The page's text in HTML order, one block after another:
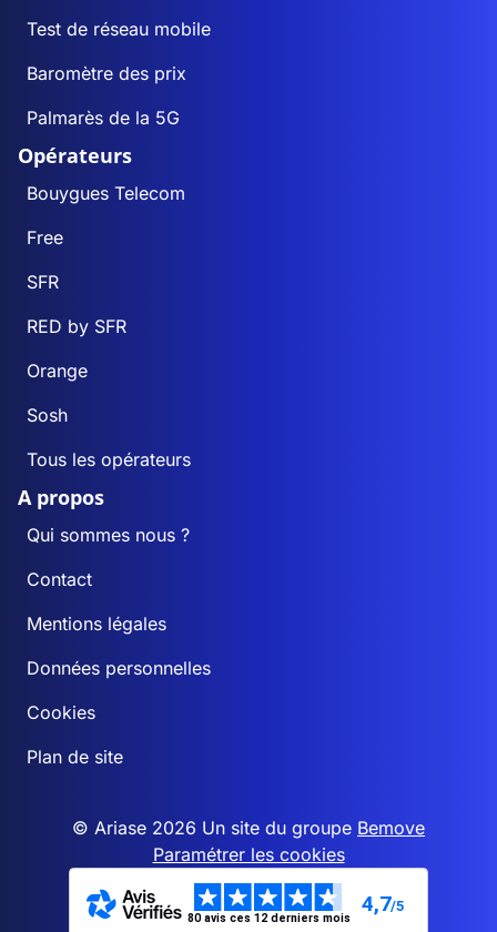
Test de réseau mobile
Baromètre des prix
Palmarès de la 5G
Opérateurs
Bouygues Telecom
Free
SFR
RED by SFR
Orange
Sosh
Tous les opérateurs
A propos
Qui sommes nous ?
Contact
Mentions légales
Données personnelles
Cookies
Plan de site
© Ariase 2026 Un site du groupe Bemove
Paramétrer les cookies
80 avis ces 12 derniers mois
4,7/5